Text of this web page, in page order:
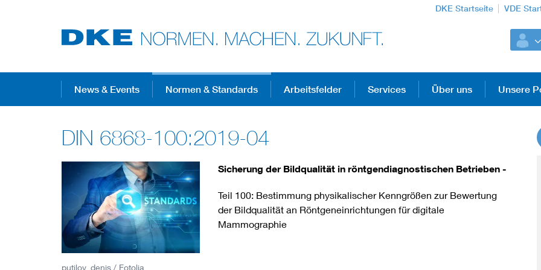
DKE Startseite VDE
Top-Themen
VDE Fokusthemen
Digital Security
Energy
Health
DKE Fachinformationen im Kontext der
Blitzschutz: DIN EN 62305 in der Übersicht
Circular Economy für mehr Ressourceneffizienz
News & Events Normen & Standards Arbeitsfelder Services Über uns Unsere
DIN 6868-100:2019-04
putilov_denis / Fotolia
Sicherung der Bildqualität in röntgendiagnostischen Betrieben -
Teil 100: Bestimmung physikalischer Kenngrößen zur Bewertung
der Bildqualität an Röntgeneinrichtungen für digitale
Mammographie